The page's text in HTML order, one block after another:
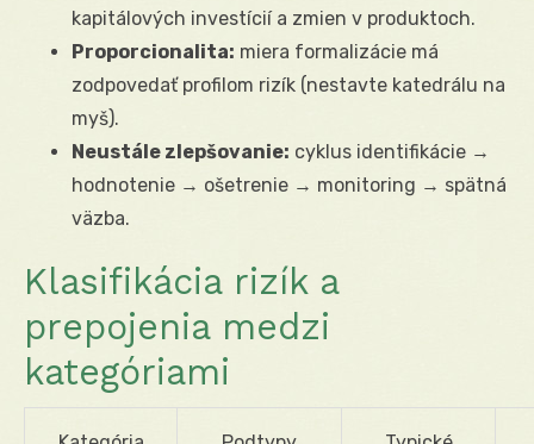
kapitálových investícií a zmien v produktoch.
Proporcionalita: miera formalizácie má
zodpovedať profilom rizík (nestavte katedrálu na
myš).
Neustále zlepšovanie: cyklus identifikácie →
hodnotenie → ošetrenie → monitoring → spätná
väzba.
Klasifikácia rizík a
prepojenia medzi
kategóriami